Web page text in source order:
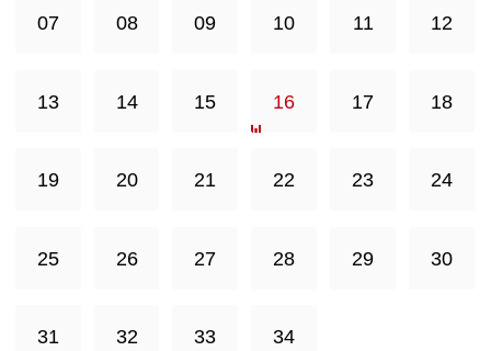
07 08 09 10 11 12
13 14 15 16 17 18
19 20 21 22 23 24
25 26 27 28 29 30
31 32 33 34